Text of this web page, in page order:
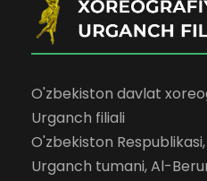
O'zbekiston davlat
Urganch filiali
O'zbekiston
Urganch tumani, Al-